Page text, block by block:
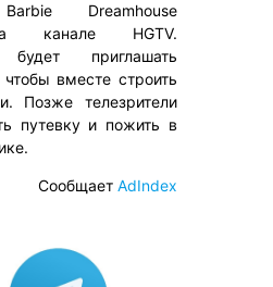
Dreamhouse
канале HGTV.
будет приглашать
чтобы вместе строить
Позже телезрители
путевку и пожить в
Сообщает AdIndex